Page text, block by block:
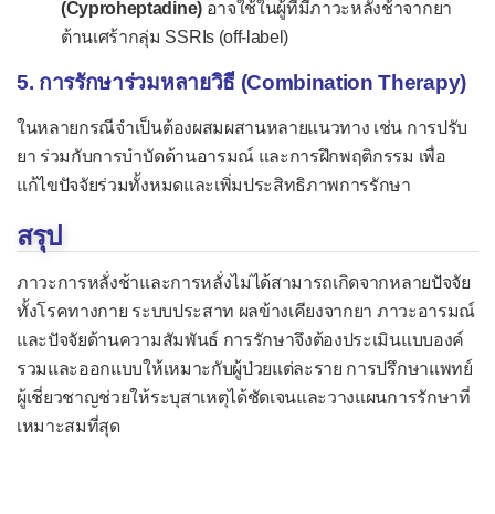
เส้นเลือดดำลึกอุดตัน
ไส้ติ่งอักเสบ
Apgar score
Glasgow Coma Scale
Leopold's maneuvers
ผลตรวจ
-- โลหิตวิทยา --
เม็ดเลือดแดงน้อย (โลหิตจาง)
เม็ดเลือดแดงมาก
เม็ดเลือดขาวน้อย (ต่ำ)
(Cyproheptadine)อาจใช้ในผู้ที่มีภาวะหลั่งช้าจากยา
ต้านเศร้ากลุ่ม SSRIs (off-label)
5. การรักษาร่วมหลายวิธี (Combination Therapy)
ในหลายกรณีจำเป็นต้องผสมผสานหลายแนวทาง เช่น การปรับ
ยา ร่วมกับการบำบัดด้านอารมณ์ และการฝึกพฤติกรรม เพื่อ
แก้ไขปัจจัยร่วมทั้งหมดและเพิ่มประสิทธิภาพการรักษา
สรุป
ภาวะการหลั่งช้าและการหลั่งไม่ได้สามารถเกิดจากหลายปัจจัย
ทั้งโรคทางกาย ระบบประสาท ผลข้างเคียงจากยา ภาวะอารมณ์
และปัจจัยด้านความสัมพันธ์ การรักษาจึงต้องประเมินแบบองค์
รวมและออกแบบให้เหมาะกับผู้ป่วยแต่ละราย การปรึกษาแพทย์
ผู้เชี่ยวชาญช่วยให้ระบุสาเหตุได้ชัดเจนและวางแผนการรักษาที่
เหมาะสมที่สุด